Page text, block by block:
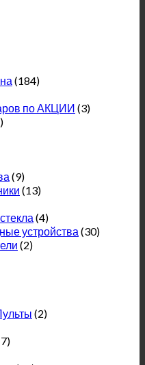
(184)
по АКЦИИ (3)
(9)
(13)
(4)
устройства (30)
(2)
(2)